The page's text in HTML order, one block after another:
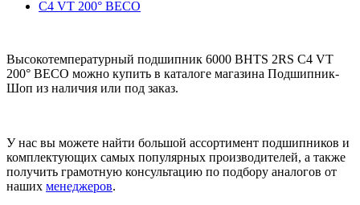
Высокотемпературный подшипник 6000 BHTS 2RS C4 VT
200° BECO можно купить в каталоге магазина Подшипник-
Шоп из наличия или под заказ.
У нас вы можете найти большой ассортимент подшипников и
комплектующих самых популярных производителей, а также
получить грамотную консультацию по подбору аналогов от
наших менеджеров.